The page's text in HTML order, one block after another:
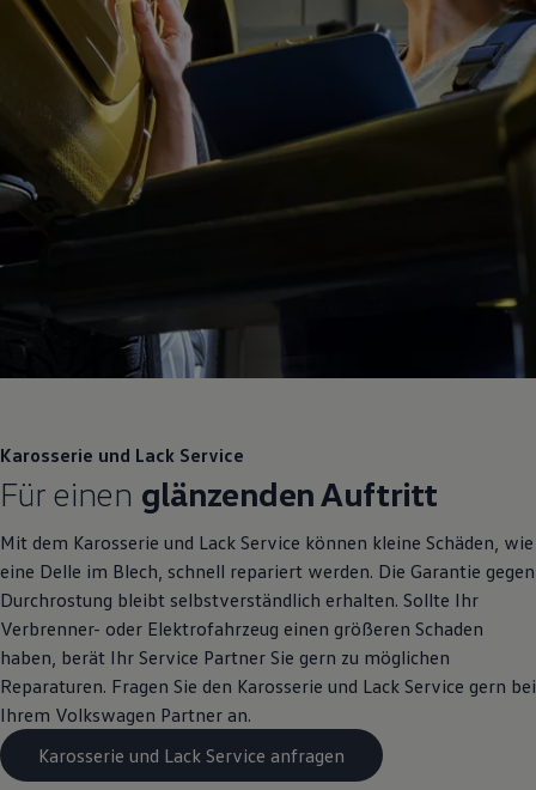
Karosserie und Lack Service
Für einen glänzenden Auftritt
Mit dem Karosserie und Lack Service können kleine Schäden, wie
eine Delle im Blech, schnell repariert werden. Die Garantie gegen
Durchrostung bleibt selbstverständlich erhalten. Sollte Ihr
Verbrenner- oder Elektrofahrzeug einen größeren Schaden
haben, berät Ihr Service Partner Sie gern zu möglichen
Reparaturen. Fragen Sie den Karosserie und Lack Service gern bei
Ihrem Volkswagen Partner an.
Karosserie und Lack Service anfragen